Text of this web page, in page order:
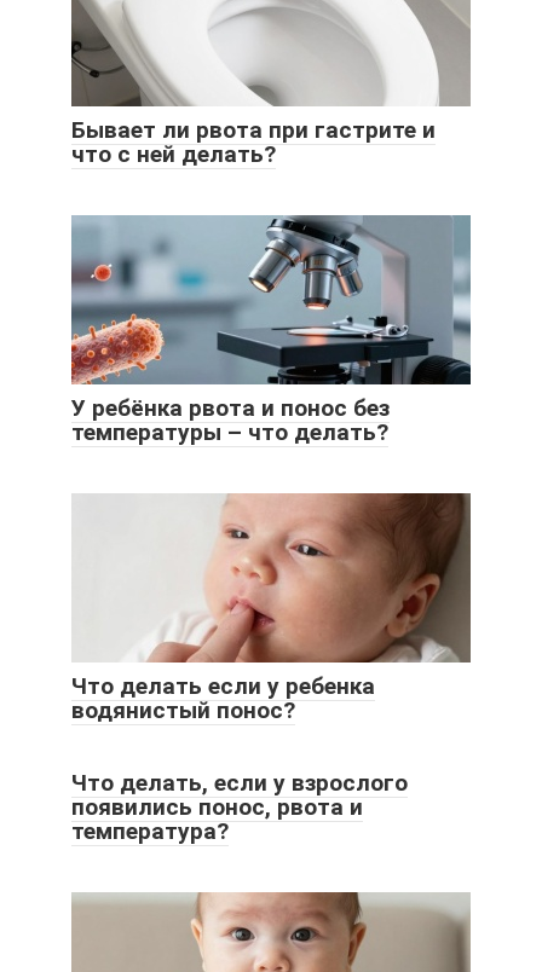
Бывает ли рвота при гастрите и
что с ней делать?
У ребёнка рвота и понос без
температуры – что делать?
Что делать если у ребенка
водянистый понос?
Что делать, если у взрослого
появились понос, рвота и
температура?